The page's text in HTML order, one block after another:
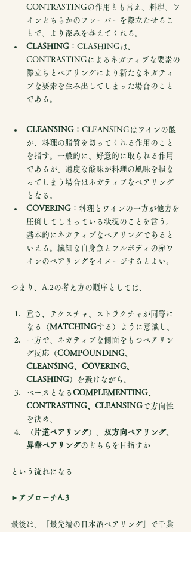
CONTRASTINGの作用とも言え、料理、ワ
インどちらかのフレーバーを際立たせるこ
とで、より深みを与えてくれる。
CLASHING ：CLASHINGは、
CONTRASTINGによるネガティブな要素の
際立ちとペアリングにより新たなネガティ
ブな要素を生み出してしまった場合のこと
である。
CLEANSING ：CLEANSINGはワインの酸
が、料理の脂質を切ってくれる作用のこと
を指す。一般的に、好意的に取られる作用
であるが、過度な酸味が料理の風味を損な
ってしまう場合はネガティブなペアリング
となる。
COVERING ：料理とワインの一方が他方を
圧倒してしまっている状況のことを言う。
基本的にネガティブなペアリングであると
いえる。繊細な白身魚とフルボディの赤ワ
インのペアリングをイメージするとよい。
つまり、A.2の考え方の順序としては、
重さ、テクスチャ、ストラクチャが同等に
なる（MATCHINGする）ように意識し、
一方で、ネガティブな側面をもつペアリン
グ反応（COMPOUNDING、
CLEANSING、COVERING、
CLASHING）を避けながら、
ベースとなるCOMPLEMENTING、
CONTRASTING、CLEANSINGで方向性
を決め、
（片道ペアリング）、 双方向ペアリング、
昇華ペアリングのどちらを目指すか
という流れになる
►アプローチA.3
最後は、「最先端の日本酒ペアリング」で千葉